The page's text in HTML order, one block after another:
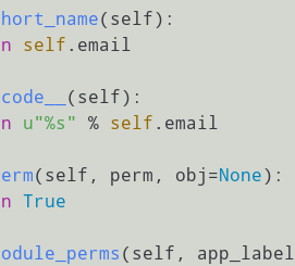
( self):
self .email
( self):
u"%s" % self .email
( self, perm, obj=None):
True
( self, app_label